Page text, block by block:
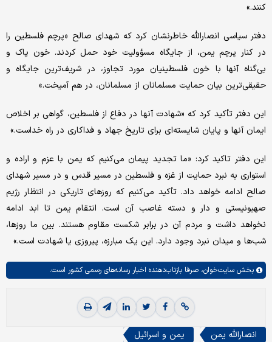
کنند.»
دفتر سیاسی انصارالله خاطرنشان کرد که شهدای صالح «پرچم فلسطین را
در کنار پرچم یمن، از جایگاه مسؤولیت خود حمل کردند. خون پاک و
بی‌گناه آنها با خون فلسطینیان مورد تجاوز، در شریف‌ترین جایگاه و
حقیقی‌ترین بیان حمایت مسلمانان از مسلمانان، در هم آمیخت.»
این دفتر تأکید کرد که «شهادت آنها در دفاع از فلسطین، گواهی بر اخلاص
ایمان آنها و پایان شایسته‌ای برای تاریخ جهاد و فداکاری در راه خداست.»
این دفتر تاکید کرد: «ما تجدید پیمان می‌کنیم که یمن با عزم و اراده و
استواری به نبرد حمایت از غزه و فلسطین در مسیر قدس و در مسیر شهدای
صالح ادامه خواهد داد. تأکید می‌کنیم که روزهای تاریکی در انتظار رژیم
صهیونیستی و دار و دسته غاصب آن است. انتقام یمن تا ابد ادامه
نخواهد داشت و مردم آن در برابر شکست مقاوم هستند. بین ما روزها،
شب‌ها و میدان نبرد وجود دارد. این یک مبارزه، پیروزی یا شهادت است.»
بخش سایت‌خوان، صرفا بازتاب‌دهنده اخبار رسانه‌های رسمی کشور است.
انصارالله یمن یمن و اسرائیل